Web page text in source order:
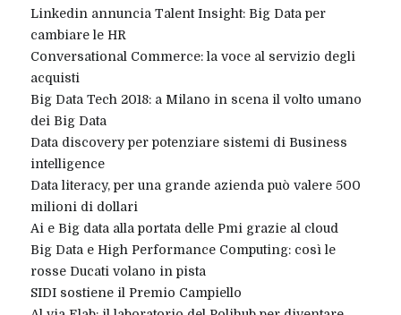
Linkedin annuncia Talent Insight: Big Data per
cambiare le HR
Conversational Commerce: la voce al servizio degli
acquisti
Big Data Tech 2018: a Milano in scena il volto umano
dei Big Data
Data discovery per potenziare sistemi di Business
intelligence
Data literacy, per una grande azienda può valere 500
milioni di dollari
Ai e Big data alla portata delle Pmi grazie al cloud
Big Data e High Performance Computing: così le
rosse Ducati volano in pista
SIDI sostiene il Premio Campiello